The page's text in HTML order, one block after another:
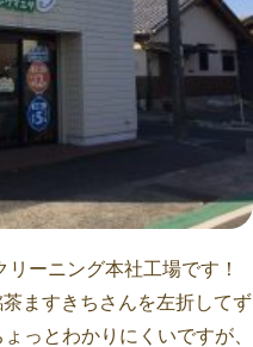
ーニング本社工場です！
ますきちさんを左折してず
っとわかりにくいですが、